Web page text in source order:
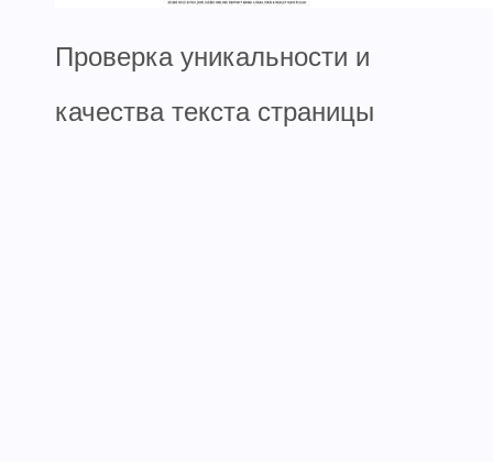
Проверка уникальности и
качества текста страницы